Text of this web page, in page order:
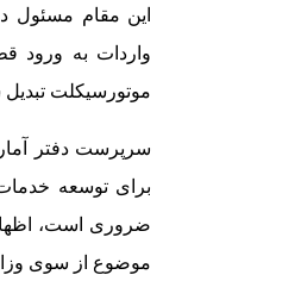
این مقام مسئول
واردات به ورود
موتورسیکلت
سرپرست دفتر
برای توسعه
ضروری است،
موضوع از سوی